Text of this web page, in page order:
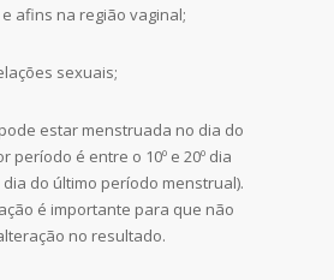
afins na região vaginal;
sexuais;
estar menstruada no dia do
período é entre o 10º e 20º dia
do último período menstrual).
é importante para que não
no resultado.